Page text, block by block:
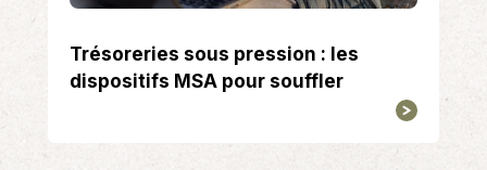
Trésoreries sous pression : les
dispositifs MSA pour souffler